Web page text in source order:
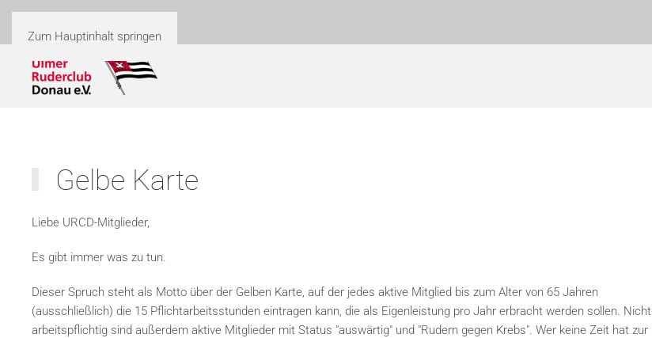
Zum Hauptinhalt springen
Gelbe Karte
Liebe URCD-Mitglieder,
Es gibt immer was zu tun.
Dieser Spruch steht als Motto über der Gelben Karte, auf der jedes aktive Mitglied bis zum Alter von 65 Jahren
(ausschließlich) die 15 Pflichtarbeitsstunden eintragen kann, die als Eigenleistung pro Jahr erbracht werden sollen. Nicht
arbeitspflichtig sind außerdem aktive Mitglieder mit Status "auswärtig" und "Rudern gegen Krebs". Wer keine Zeit hat zur